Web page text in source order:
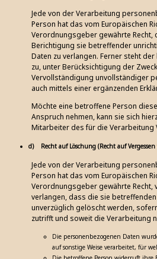
Jede von der Verarbeitung
Person hat das vom Europäischen
Verordnungsgeber gewährte Recht,
Berichtigung sie betreffender
Daten zu verlangen. Ferner steht
zu, unter Berücksichtigung der
Vervollständigung unvollständiger
auch mittels einer ergänzenden
Möchte eine betroffene Person
Anspruch nehmen, kann sie sich
Mitarbeiter des für die Verarbeitung
d) Recht auf Löschung (Recht auf Vergessen
Jede von der Verarbeitung
Person hat das vom Europäischen
Verordnungsgeber gewährte Recht,
verlangen, dass die sie
unverzüglich gelöscht werden,
zutrifft und soweit die Verarbeitung
Die personenbezogenen Daten
auf sonstige Weise verarbeitet, für